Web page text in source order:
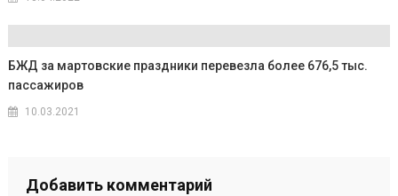
БЖД за мартовские праздники перевезла более 676,5 тыс.
пассажиров
10.03.2021
Добавить комментарий